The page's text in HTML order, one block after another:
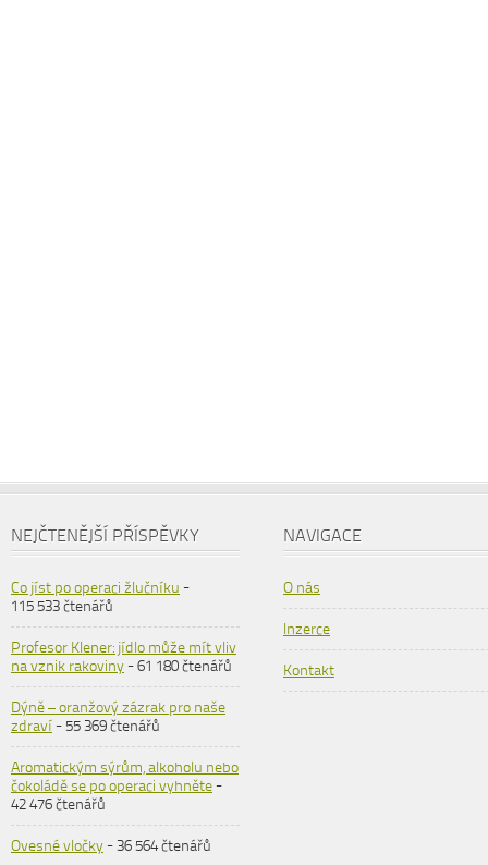
NEJČTENĚJŠÍ PŘÍSPĚVKY
Co jíst po operaci žlučníku -
115 533 čtenářů
Profesor Klener: jídlo může mít vliv
na vznik rakoviny- 61 180 čtenářů
Dýně – oranžový zázrak pro naše
zdraví- 55 369 čtenářů
Aromatickým sýrům, alkoholu nebo
čokoládě se po operaci vyhněte-
42 476 čtenářů
Ovesné vločky- 36 564 čtenářů
NAVIGACE
O nás
Inzerce
Kontakt